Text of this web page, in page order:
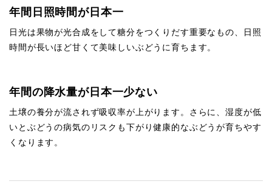
年間日照時間が日本一
日光は果物が光合成をして糖分をつくりだす重要なもの、日照
時間が長いほど甘くて美味しいぶどうに育ちます。
年間の降水量が日本一少ない
土壌の養分が流されず吸収率が上がります。さらに、湿度が低
いとぶどうの病気のリスクも下がり健康的なぶどうが育ちやす
くなります。